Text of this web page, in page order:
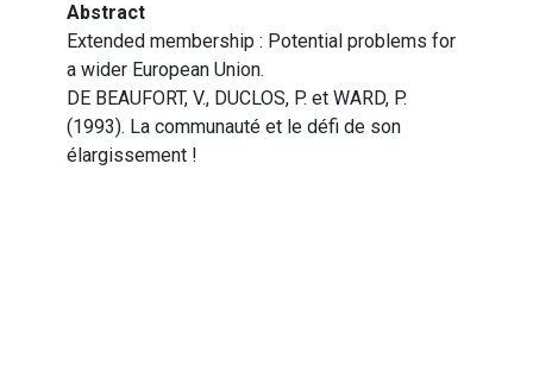
Abstract
Extended membership : Potential problems for
a wider European Union.
DE BEAUFORT, V., DUCLOS, P. et WARD, P.
(1993). La communauté et le défi de son
élargissement !